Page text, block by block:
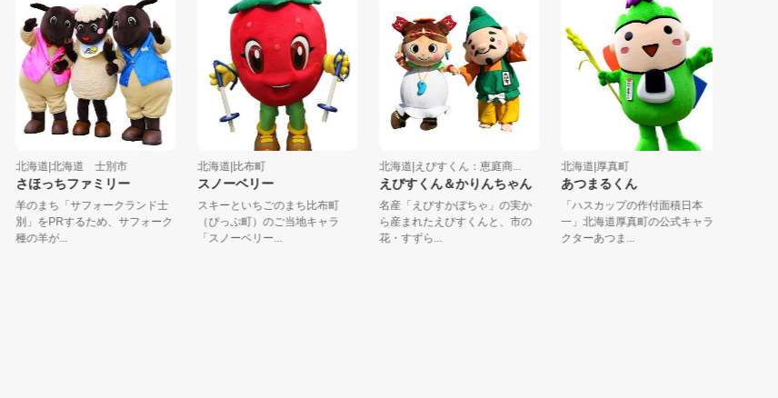
北海道|北海道 士別市
さほっちファミリー
羊のまち「サフォークランド士
別」をPRするため、サフォーク
種の羊が...
北海道|比布町
スノーベリー
スキーといちごのまち比布町
（ぴっぷ町）のご当地キャラ
「スノーベリー...
北海道|えびすくん：恵庭商...
えびすくん＆かりんちゃん
名産「えびすかぼちゃ」の実か
ら産まれたえびすくんと、市の
花・すずら...
北海道|厚真町
あつまるくん
「ハスカップの作付面積日本
一」北海道厚真町の公式キャラ
クターあつま...